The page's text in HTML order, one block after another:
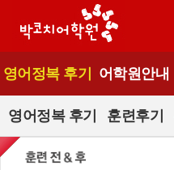
영어정복 후기 어학원안내
영어정복 후기 훈련후기